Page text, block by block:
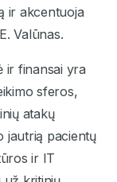
ir akcentuoja
Valūnas.
ir finansai yra
sferos,
atakų
jautrią pacientų
ir IT